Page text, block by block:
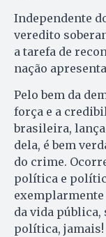
Independente
veredito
a tarefa de
nação
Pelo bem da
força e a
brasileira,
dela, é bem
do crime.
política e
da vida
política, jamais!